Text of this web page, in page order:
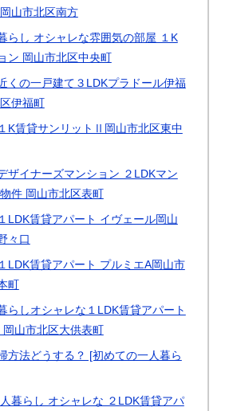
山市北区南方
らし オシャレな雰囲気の部屋 １K
ン 岡山市北区中央町
くの一戸建て３LDKプラドール伊福
伊福町
K賃貸サンリットⅡ岡山市北区東中
ザイナーズマンション ２LDKマン
件 岡山市北区表町
LDK賃貸アパート イヴェール岡山
々口
LDK賃貸アパート プルミエA岡山市
町
らしオシャレな１LDK賃貸アパート
山市北区大供表町
方法どうする？ [初めての一人暮ら
暮らし オシャレな ２LDK賃貸アパ